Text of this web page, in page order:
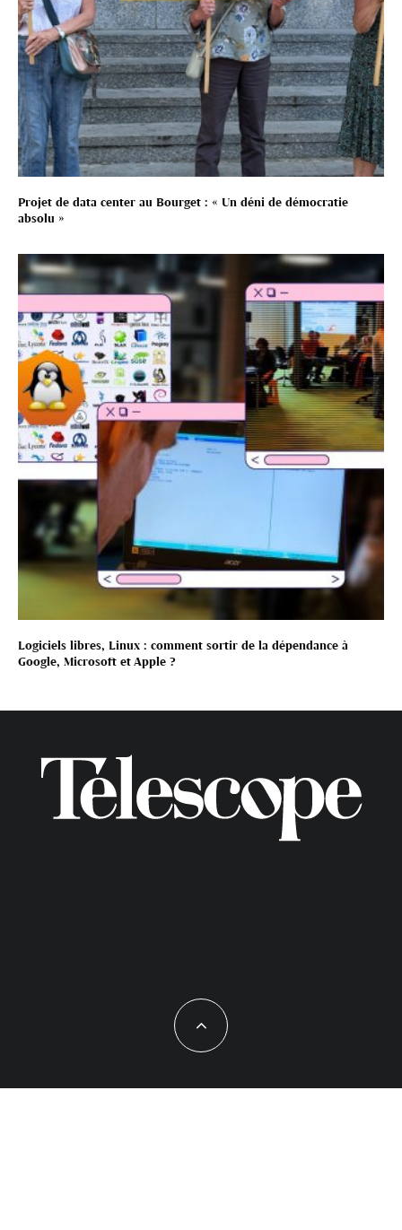
Projet de data center au Bourget : « Un déni de démocratie
absolu »
Logiciels libres, Linux : comment sortir de la dépendance à
Google, Microsoft et Apple ?